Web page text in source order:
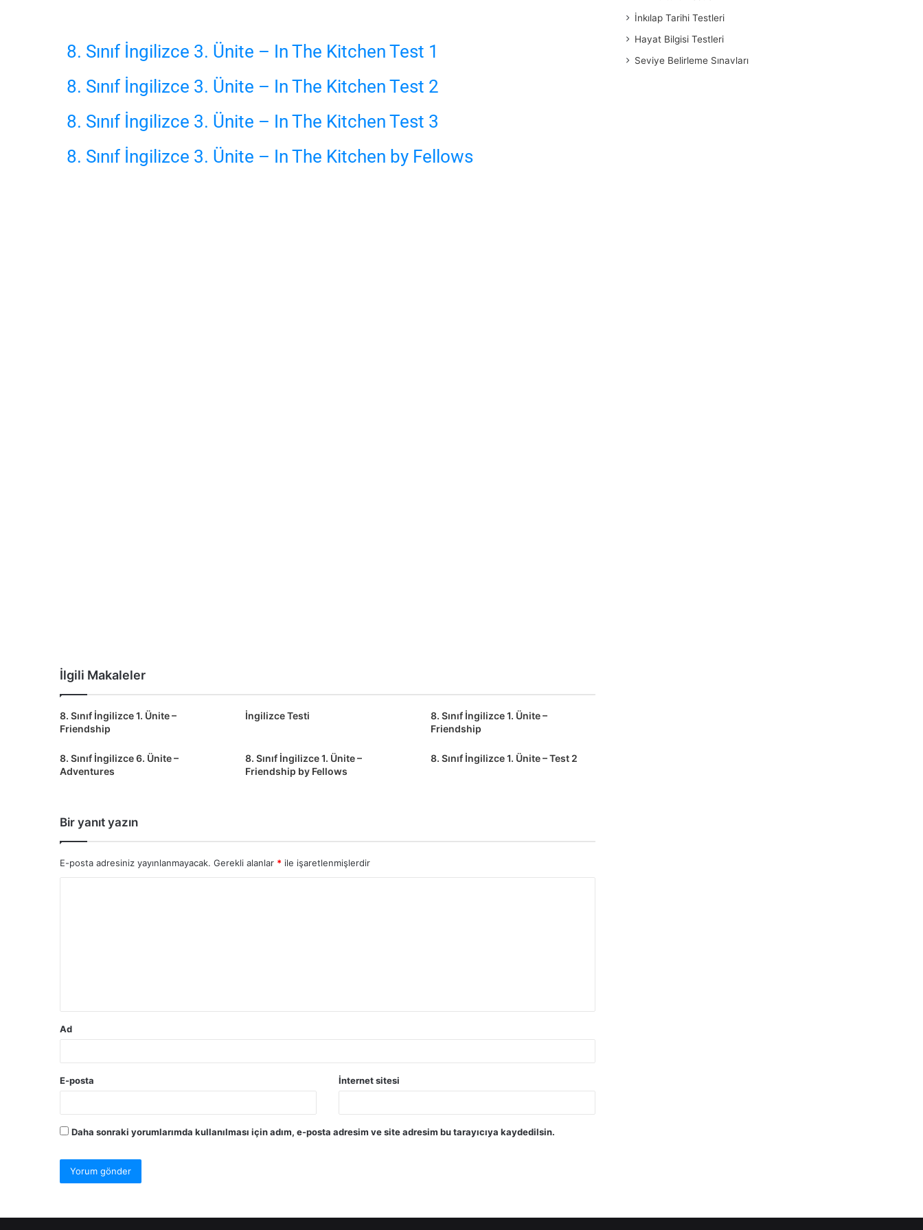
8. Sınıf İngilizce 3. Ünite – In The Kitchen Test 1
8. Sınıf İngilizce 3. Ünite – In The Kitchen Test 2
8. Sınıf İngilizce 3. Ünite – In The Kitchen Test 3
8. Sınıf İngilizce 3. Ünite – In The Kitchen by Fellows
İlgili Makaleler
8. Sınıf İngilizce 1. Ünite –
Friendship
İngilizce Testi
8. Sınıf İngilizce 1. Ünite –
Friendship
8. Sınıf İngilizce 6. Ünite –
Adventures
8. Sınıf İngilizce 1. Ünite –
Friendship by Fellows
8. Sınıf İngilizce 1. Ünite – Test 2
Bir yanıt yazın
E-posta adresiniz yayınlanmayacak. Gerekli alanlar * ile işaretlenmişlerdir
Ad
E-posta İnternet sitesi
Daha sonraki yorumlarımda kullanılması için adım, e-posta adresim ve site adresim bu tarayıcıya kaydedilsin.
İnkılap Tarihi Testleri
Hayat Bilgisi Testleri
Seviye Belirleme Sınavları